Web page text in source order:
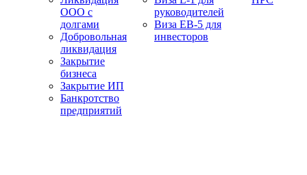
ООО с
долгами
Добровольная
ликвидация
Закрытие
бизнеса
Закрытие ИП
Банкротство
предприятий
руководителей
Виза EB-5 для
инвесторов